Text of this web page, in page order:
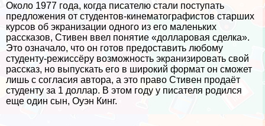
Около 1977 года, когда писателю стали поступать
предложения от студентов-кинематографистов старших
курсов об экранизации одного из его маленьких
рассказов, Стивен ввел понятие «долларовая сделка».
Это означало, что он готов предоставить любому
студенту-режиссёру возможность экранизировать свой
рассказ, но выпускать его в широкий формат он сможет
лишь с согласия автора, а это право Стивен продаёт
студенту за 1 доллар. В этом году у писателя родился
еще один сын, Оуэн Кинг.